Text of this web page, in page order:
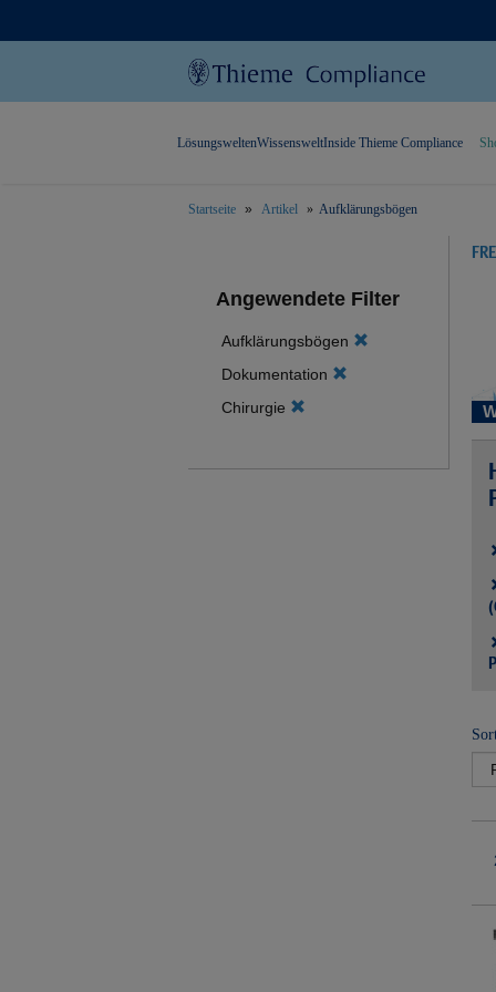
LösungsweltenWissensweltInside Thieme Compliance
Startseite Artikel Aufklärungsbögen
Angewendete Filter
Aufklärungsbögen
Dokumentation
Chirurgie